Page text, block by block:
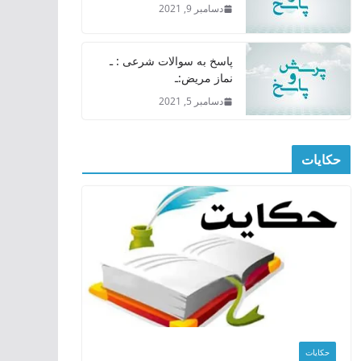
دسامبر 9, 2021
پاسخ به سوالات شرعی : ـ
نماز مریض:ـ
دسامبر 5, 2021
حکایات
حکایات